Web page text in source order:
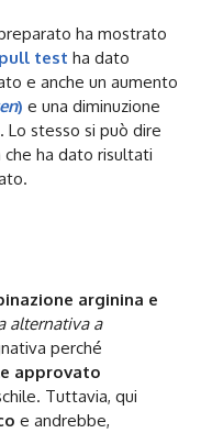
ha mostrato
pull test ha dato
e anche un aumento
) e una diminuzione
Lo stesso si può dire
ha dato risultati
arginina e
alternativa a
perché
approvato
Tuttavia, qui
e andrebbe,